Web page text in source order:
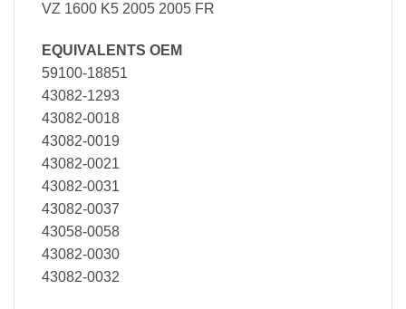
VZ 1600 K5 2005 2005 FR
EQUIVALENTS OEM
59100-18851
43082-1293
43082-0018
43082-0019
43082-0021
43082-0031
43082-0037
43058-0058
43082-0030
43082-0032